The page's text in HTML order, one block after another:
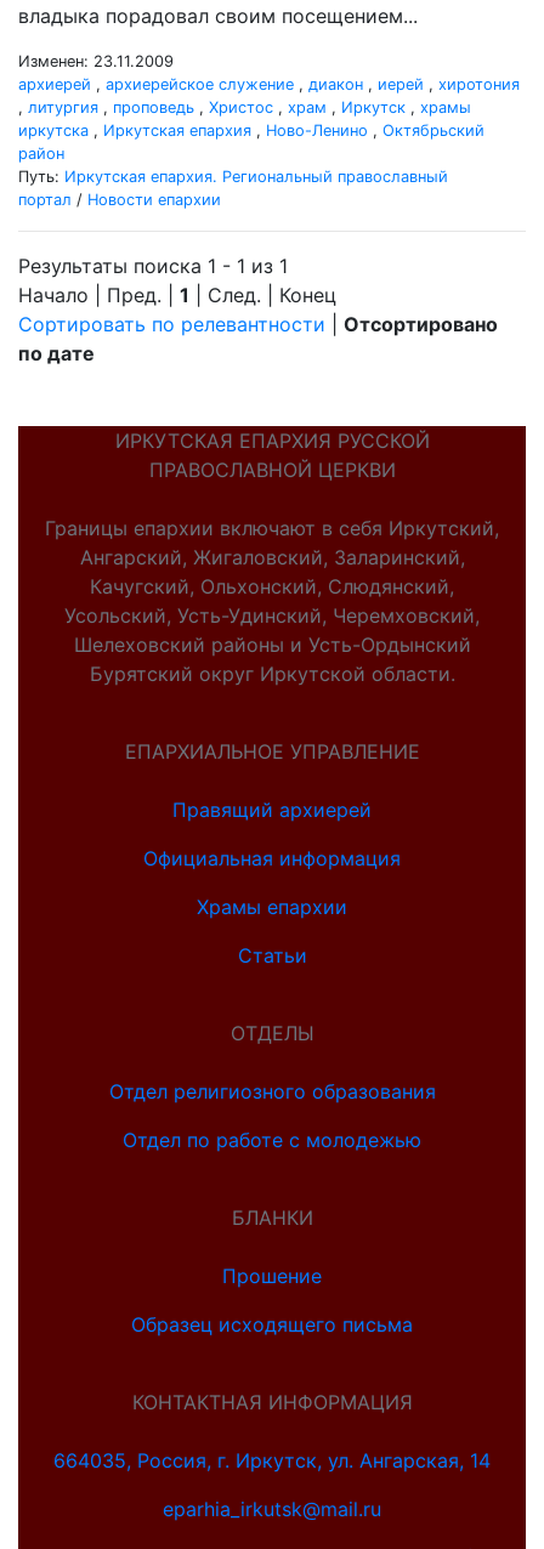
владыка порадовал своим посещением...
Изменен: 23.11.2009
архиерей , архиерейское служение , диакон , иерей , хиротония
, литургия , проповедь , Христос , храм , Иркутск , храмы
иркутска , Иркутская епархия , Ново-Ленино , Октябрьский
район
Путь: Иркутская епархия. Региональный православный
портал / Новости епархии
Результаты поиска 1 - 1 из 1
Начало | Пред. | 1 | След. | Конец
Сортировать по релевантности
Отсортировано
по дате
ИРКУТСКАЯ ЕПАРХИЯ РУССКОЙ
ПРАВОСЛАВНОЙ ЦЕРКВИ
Границы епархии включают в себя Иркутский,
Ангарский, Жигаловский, Заларинский,
Качугский, Ольхонский, Слюдянский,
Усольский, Усть-Удинский, Черемховский,
Шелеховский районы и Усть-Ордынский
Бурятский округ Иркутской области.
ЕПАРХИАЛЬНОЕ УПРАВЛЕНИЕ
Правящий архиерей
Официальная информация
Храмы епархии
Статьи
ОТДЕЛЫ
Отдел религиозного образования
Отдел по работе с молодежью
БЛАНКИ
Прошение
Образец исходящего письма
КОНТАКТНАЯ ИНФОРМАЦИЯ
664035, Россия, г. Иркутск, ул. Ангарская, 14
eparhia_irkutsk@mail.ru